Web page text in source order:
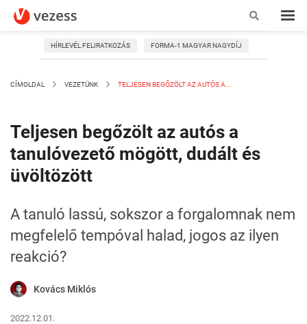
HÍRLEVÉL FELIRATKOZÁS FORMA-1 MAGYAR NAGYDÍJ
CÍMOLDAL VEZETÜNK TELJESEN BEGŐZÖLT AZ AUTÓS A...
Teljesen begőzölt az autós a
tanulóvezető mögött, dudált és
üvöltözött
A tanuló lassú, sokszor a forgalomnak nem
megfelelő tempóval halad, jogos az ilyen
reakció?
Kovács Miklós
2022.12.01.